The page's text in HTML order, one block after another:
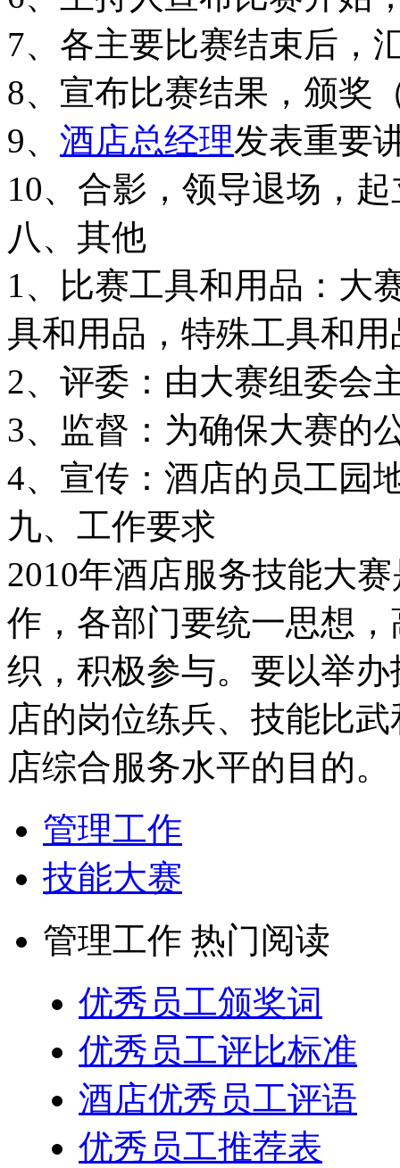
7、各主要比赛结束后，
8、宣布比赛结果，颁奖
9、 酒店总经理发表重要
10、合影，领导退场，
八、其他
1、比赛工具和用品：大
具和用品，特殊工具和
2、评委：由大赛组委会
3、监督：为确保大赛的
4、宣传：酒店的员工园
九、工作要求
2010年酒店服务技能大
作，各部门要统一思想
织，积极参与。要以举
店的岗位练兵、技能比
店综合服务水平的目的。
管理工作
技能大赛
管理工作 热门阅读
优秀员工颁奖词
优秀员工评比标准
酒店优秀员工评语
优秀员工推荐表